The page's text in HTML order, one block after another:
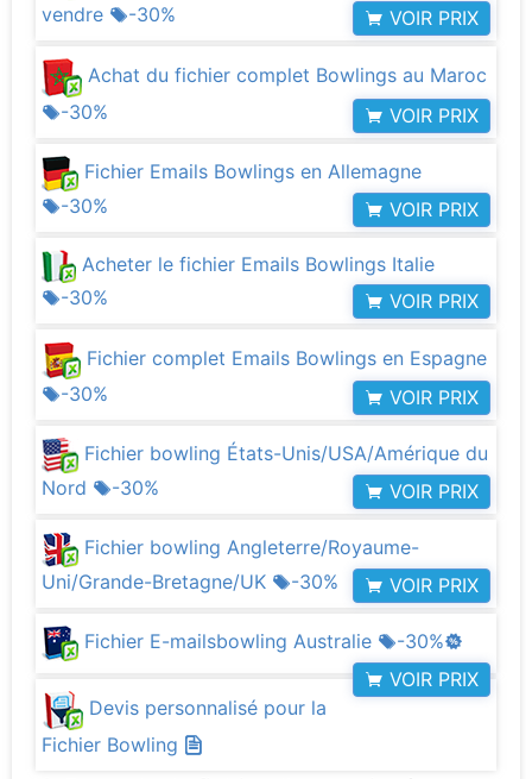
vendre
-30% VOIR PRIX
Achat du fichier complet Bowlings au Maroc
-30%
VOIR PRIX
Fichier Emails Bowlings en Allemagne
-30%
VOIR PRIX
Acheter le fichier Emails Bowlings Italie
-30%
VOIR PRIX
Fichier complet Emails Bowlings en Espagne
-30%
VOIR PRIX
Fichier bowling États-Unis/USA/Amérique du
Nord
-30% VOIR PRIX
Fichier bowling Angleterre/Royaume-
Uni/Grande-Bretagne/UK
-30% VOIR PRIX
Fichier E-mailsbowling Australie
-30%
VOIR PRIX
Devis personnalisé pour la
Fichier Bowling